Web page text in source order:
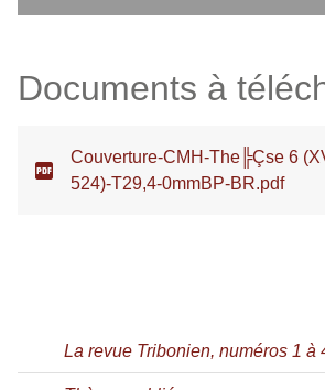
Documents à
Couverture-CMH-The╠Çse 6
524)-T29,4-0mmBP-BR.pdf
La revue Tribonien, numéros 1 à